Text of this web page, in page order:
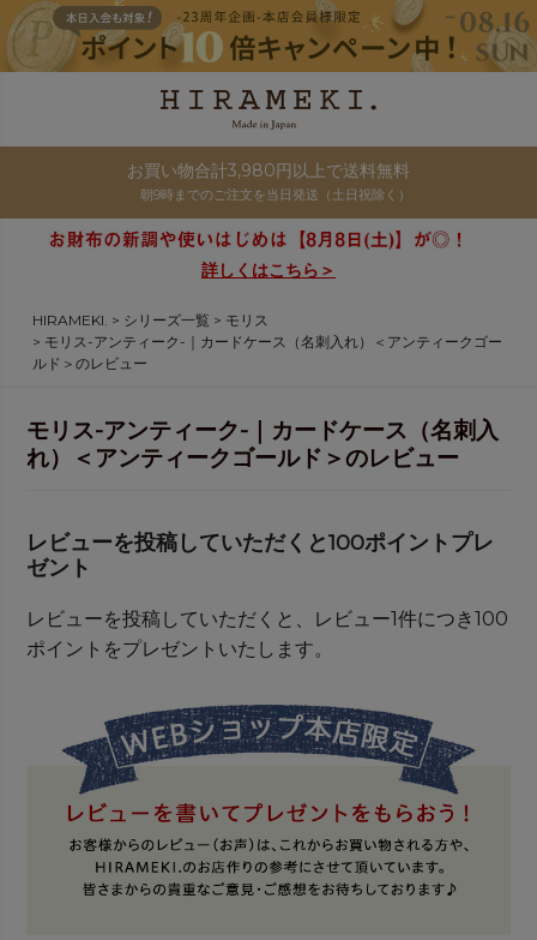
お買い物合計3,980円以上で送料無料
朝9時までのご注文を当日発送（土日祝除く）
詳しくはこちら＞
HIRAMEKI. シリーズ一覧
モリス
モリス-アンティーク-｜カードケース（名刺入れ）＜アンティークゴー
ルド＞のレビュー
モリス-アンティーク-｜カードケース（名刺入
れ）＜アンティークゴールド＞のレビュー
レビューを投稿していただくと100ポイントプレ
ゼント
レビューを投稿していただくと、レビュー1件につき100
ポイントをプレゼントいたします。